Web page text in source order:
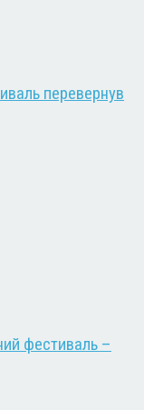
перевернув
фестиваль –